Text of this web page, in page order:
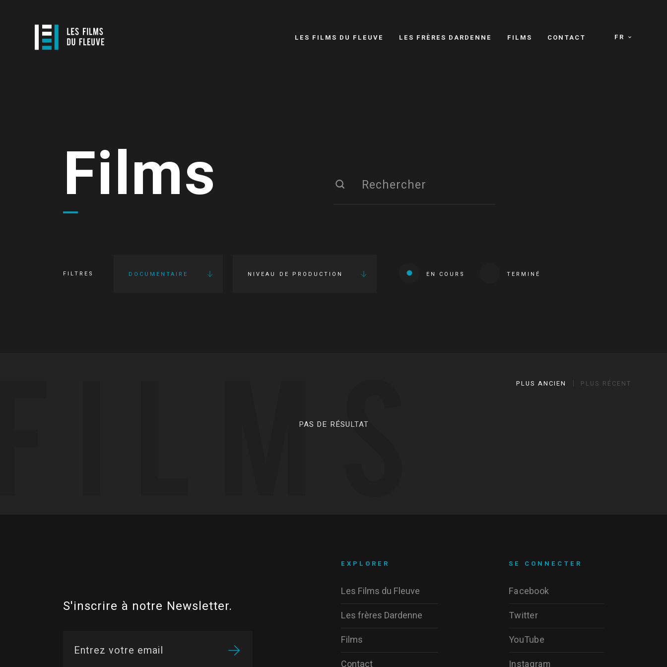
FR
LES FILMS DU FLEUVE LES FRÈRES DARDENNE FILMS CONTACT
Films
FILTRES DOCUMENTAIRE NIVEAU DE PRODUCTION EN COURS TERMINÉ
PLUS ANCIEN PLUS RÉCENT
PAS DE RÉSULTAT
S'inscrire à notre Newsletter.
SE CONNECTER
Facebook
Twitter
YouTube
Instagram
EXPLORER
Les Films du Fleuve
Les frères Dardenne
Films
Contact